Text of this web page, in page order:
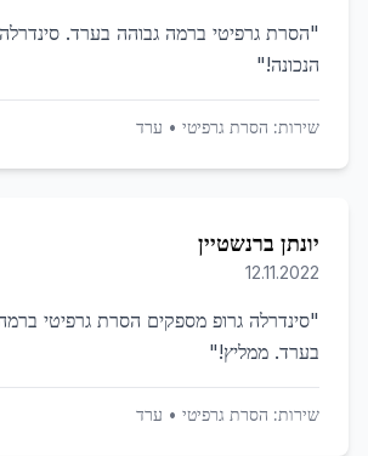
"הסרת גרפיטי ברמה גבוהה בערד.
הנכונה!"
שירות: הסרת גרפיטי • ערד
יונתן ברנשטיין
12.11.2022
"סינדרלה גרופ מספקים הסרת גרפיטי
בערד. ממליץ!"
שירות: הסרת גרפיטי • ערד